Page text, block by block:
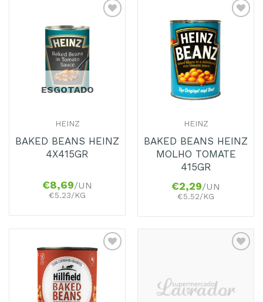
Adicionar
Favoritos
ESGOTADO
HEINZ
BAKED BEANS HEINZ
4X415GR
€8,69/UN
€5.23/KG
Adicionar
Favoritos
HEINZ
BAKED BEANS HEINZ
MOLHO TOMATE
415GR
€2,29/UN
€5.52/KG
Adicionar
aos
Favoritos
Favoritos